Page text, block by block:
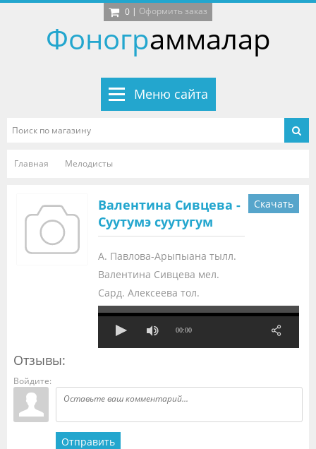
0 | Оформить заказ
Фонограммалар
Меню сайта
Главная Мелодисты
Валентина Сивцева -
Суутумэ суутугум
Скачать
А. Павлова-Арыпыана тылл.
Валентина Сивцева мел.
Сард. Алексеева тол.
00:00
Отзывы:
Войдите:
Отправить